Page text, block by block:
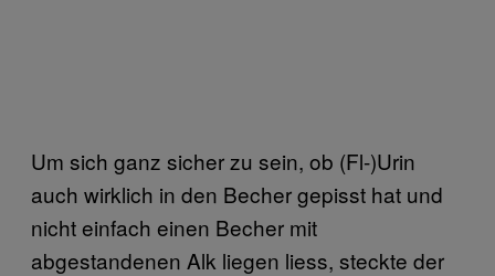
Um sich ganz sicher zu sein, ob (Fl-)Urin
auch wirklich in den Becher gepisst hat und
nicht einfach einen Becher mit
abgestandenen Alk liegen liess, steckte der